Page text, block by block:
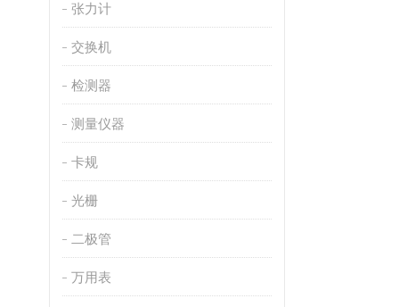
张力计
交换机
检测器
测量仪器
卡规
光栅
二极管
万用表